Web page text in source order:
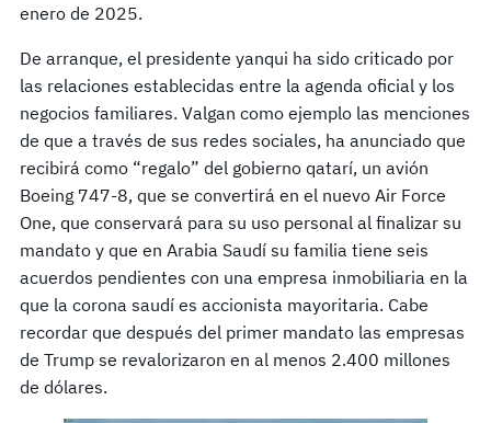
enero de 2025.
De arranque, el presidente yanqui ha sido criticado por
las relaciones establecidas entre la agenda oficial y los
negocios familiares. Valgan como ejemplo las menciones
de que a través de sus redes sociales, ha anunciado que
recibirá como “regalo” del gobierno qatarí, un avión
Boeing 747-8, que se convertirá en el nuevo Air Force
One, que conservará para su uso personal al finalizar su
mandato y que en Arabia Saudí su familia tiene seis
acuerdos pendientes con una empresa inmobiliaria en la
que la corona saudí es accionista mayoritaria. Cabe
recordar que después del primer mandato las empresas
de Trump se revalorizaron en al menos 2.400 millones
de dólares.